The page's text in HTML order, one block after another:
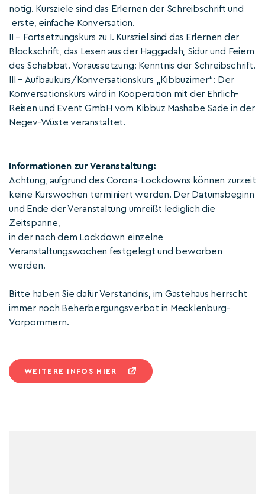
nötig. Kursziele sind das Erlernen der Schreibschrift und
erste, einfache Konversation.
II – Fortsetzungskurs zu I. Kursziel sind das Erlernen der
Blockschrift, das Lesen aus der Haggadah, Sidur und Feiern
des Schabbat. Voraussetzung: Kenntnis der Schreibschrift.
III – Aufbaukurs/Konversationskurs „Kibbuzimer“: Der
Konversationskurs wird in Kooperation mit der Ehrlich-
Reisen und Event GmbH vom Kibbuz Mashabe Sade in der
Negev-Wüste veranstaltet.
Informationen zur Veranstaltung:
Achtung, aufgrund des Corona-Lockdowns können zurzeit
keine Kurswochen terminiert werden. Der Datumsbeginn
und Ende der Veranstaltung umreißt lediglich die
Zeitspanne,
in der nach dem Lockdown einzelne
Veranstaltungswochen festgelegt und beworben
werden.
Bitte haben Sie dafür Verständnis, im Gästehaus herrscht
immer noch Beherbergungsverbot in Mecklenburg-
Vorpommern.
WEITERE INFOS HIER